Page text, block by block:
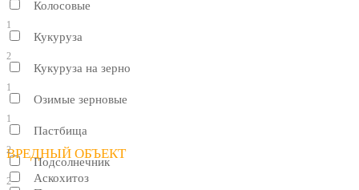
Колосовые
1
Кукуруза
2
Кукуруза на зерно
1
Озимые зерновые
1
Пастбища
2
Подсолнечник
2
ВРЕДНЫЙ ОБЪЕКТ
Аскохитоз